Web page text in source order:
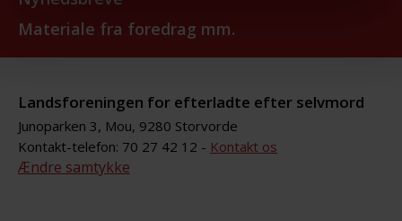
Materiale fra foredrag mm.
Landsforeningen for efterladte efter selvmord
Junoparken 3, Mou, 9280 Storvorde
Kontakt-telefon: 70 27 42 12 - Kontakt os
Ændre samtykke